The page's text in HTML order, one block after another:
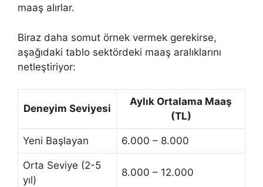
maaş alırlar.
Biraz daha somut örnek vermek gerekirse,
aşağıdaki tablo sektördeki maaş aralıklarını
netleştiriyor:
Deneyim Seviyesi
Aylık Ortalama Maaş
(TL)
Yeni Başlayan 6.000 – 8.000
Orta Seviye (2-5
yıl)
8.000 – 12.000